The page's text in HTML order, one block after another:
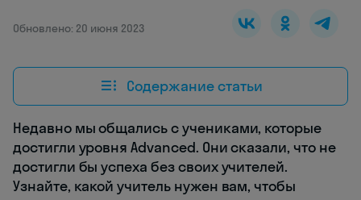
Обновлено: 20 июня 2023
Содержание статьи
Недавно мы общались с учениками, которые
достигли уровня Advanced. Они сказали, что не
достигли бы успеха без своих учителей.
Узнайте, какой учитель нужен вам, чтобы